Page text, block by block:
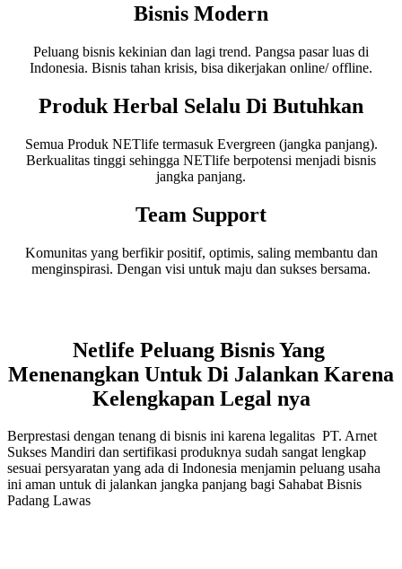
Bisnis Modern
Peluang bisnis kekinian dan lagi trend. Pangsa pasar luas di
Indonesia. Bisnis tahan krisis, bisa dikerjakan online/ offline.
Produk Herbal Selalu Di Butuhkan
Semua Produk NETlife termasuk Evergreen (jangka panjang).
Berkualitas tinggi sehingga NETlife berpotensi menjadi bisnis
jangka panjang.
Team Support
Komunitas yang berfikir positif, optimis, saling membantu dan
menginspirasi. Dengan visi untuk maju dan sukses bersama.
Netlife Peluang Bisnis Yang
Menenangkan Untuk Di Jalankan Karena
Kelengkapan Legal nya
Berprestasi dengan tenang di bisnis ini karena legalitas PT. Arnet
Sukses Mandiri dan sertifikasi produknya sudah sangat lengkap
sesuai persyaratan yang ada di Indonesia menjamin peluang usaha
ini aman untuk di jalankan jangka panjang bagi Sahabat Bisnis
Padang Lawas